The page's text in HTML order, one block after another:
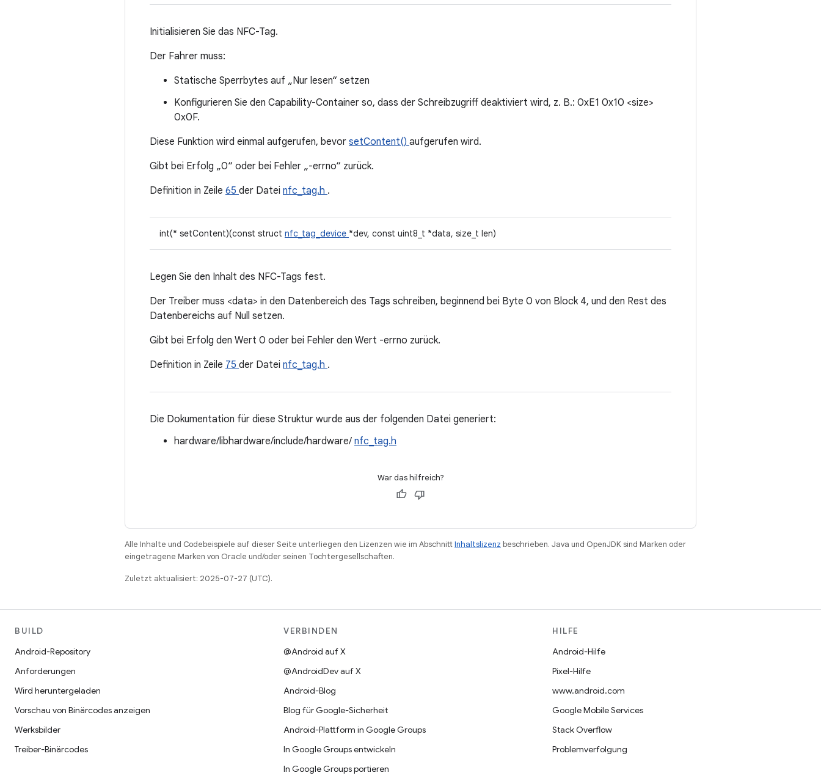
Initialisieren Sie das NFC-Tag.
Der Fahrer muss:
Statische Sperrbytes auf „Nur lesen“ setzen
Konfigurieren Sie den Capability-Container so, dass der Schreibzugriff deaktiviert wird, z. B.: 0xE1 0x10 <size>
0x0F.
Diese Funktion wird einmal aufgerufen, bevor setContent() aufgerufen wird.
Gibt bei Erfolg „0“ oder bei Fehler „-errno“ zurück.
Definition in Zeile 65 der Datei nfc_tag.h .
int(* setContent)(const struct nfc_tag_device *dev, const uint8_t *data, size_t len)
Legen Sie den Inhalt des NFC-Tags fest.
Der Treiber muss <data> in den Datenbereich des Tags schreiben, beginnend bei Byte 0 von Block 4, und den Rest des
Datenbereichs auf Null setzen.
Gibt bei Erfolg den Wert 0 oder bei Fehler den Wert -errno zurück.
Definition in Zeile 75 der Datei nfc_tag.h .
Die Dokumentation für diese Struktur wurde aus der folgenden Datei generiert:
hardware/libhardware/include/hardware/ nfc_tag.h
War das hilfreich?
Alle Inhalte und Codebeispiele auf dieser Seite unterliegen den Lizenzen wie im AbschnittInhaltslizenz beschrieben. Java und OpenJDK sind Marken oder
eingetragene Marken von Oracle und/oder seinen Tochtergesellschaften.
Zuletzt aktualisiert: 2025-07-27 (UTC).
BUILD
Android-Repository
Anforderungen
Wird heruntergeladen
Vorschau von Binärcodes anzeigen
Werksbilder
Treiber-Binärcodes
VERBINDEN
@Android auf X
@AndroidDev auf X
Android-Blog
Blog für Google-Sicherheit
Android-Plattform in Google Groups
In Google Groups entwickeln
In Google Groups portieren
HILFE
Android-Hilfe
Pixel-Hilfe
www.android.com
Google Mobile Services
Stack Overflow
Problemverfolgung